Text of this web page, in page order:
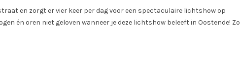
en zorgt er vier keer per dag voor een spectaculaire lichtshow op
én oren niet geloven wanneer je deze lichtshow beleeft in Oostende! Zo